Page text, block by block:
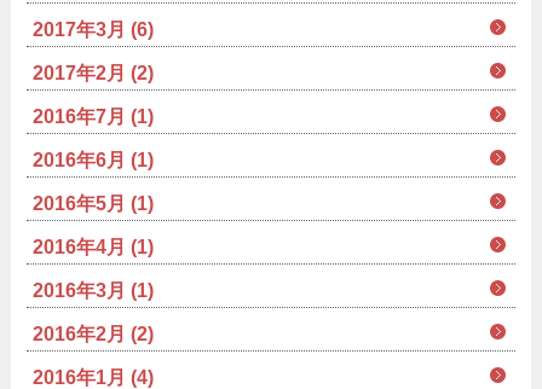
2017年3月 (6)
2017年2月 (2)
2016年7月 (1)
2016年6月 (1)
2016年5月 (1)
2016年4月 (1)
2016年3月 (1)
2016年2月 (2)
2016年1月 (4)